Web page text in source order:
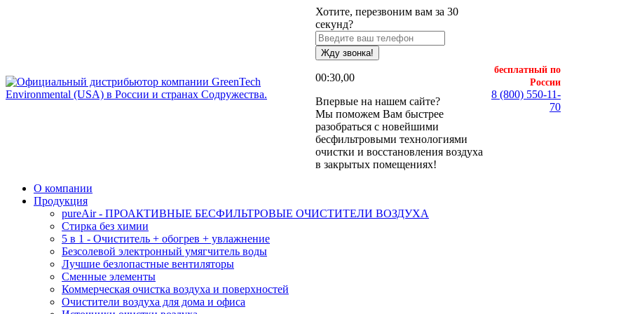
Хотите, перезвоним вам за 30
секунд?
Жду звонка!
00:30,00
Впервые на нашем сайте?
Мы поможем Вам быстрее
разобраться с новейшими
бесфильтровыми технологиями
очистки и восстановления воздуха
в закрытых помещениях!
бесплатный по
России
8 (800) 550-11-
70
О компании
Продукция
pureAir - ПРОАКТИВНЫЕ БЕСФИЛЬТРОВЫЕ ОЧИСТИТЕЛИ ВОЗДУХА
Стирка без химии
5 в 1 - Очиститель + обогрев + увлажнение
Безсолевой электронный умягчитель воды
Лучшие безлопастные вентиляторы
Сменные элементы
Коммерческая очистка воздуха и поверхностей
Очистители воздуха для дома и офиса